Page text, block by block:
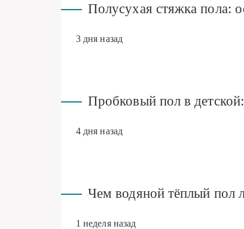
Полусухая стяжка пола:
3 дня назад
Пробковый пол в
4 дня назад
Чем водяной тёплый пол
1 неделя назад